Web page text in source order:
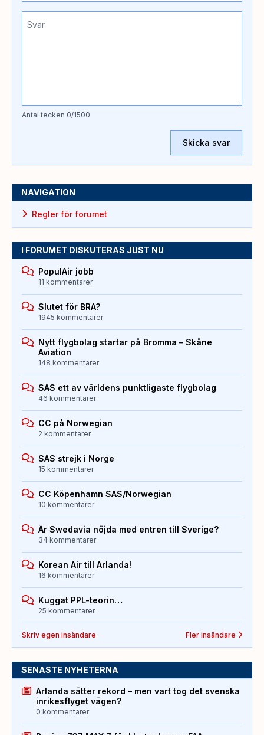
Antal tecken 0/1500
Skicka svar
NAVIGATION
Regler för forumet
I FORUMET DISKUTERAS JUST NU
PopulAir jobb
11 kommentarer
Slutet för BRA?
1945 kommentarer
Nytt flygbolag startar på Bromma – Skåne
Aviation
148 kommentarer
SAS ett av världens punktligaste flygbolag
46 kommentarer
CC på Norwegian
2 kommentarer
SAS strejk i Norge
15 kommentarer
CC Köpenhamn SAS/Norwegian
10 kommentarer
Är Swedavia nöjda med entren till Sverige?
34 kommentarer
Korean Air till Arlanda!
16 kommentarer
Kuggat PPL-teorin…
25 kommentarer
Skriv egen insändare Fler insändare
SENASTE NYHETERNA
Arlanda sätter rekord – men vart tog det svenska
inrikesflyget vägen?
0 kommentarer